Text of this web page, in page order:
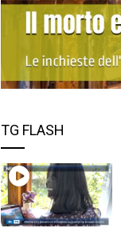
TG FLASH